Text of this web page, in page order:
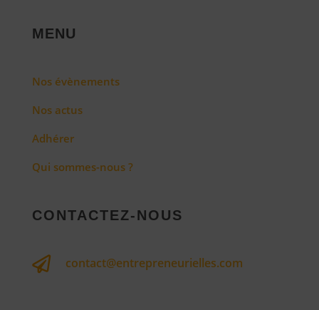
MENU
Nos évènements
Nos actus
Adhérer
Qui sommes-nous ?
CONTACTEZ-NOUS
 contact@entrepreneurielles.com